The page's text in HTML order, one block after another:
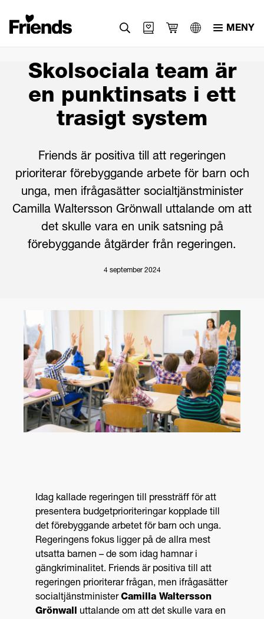
MENY
Skolsociala team är
en punktinsats i ett
trasigt system
Friends är positiva till att regeringen
prioriterar förebyggande arbete för barn och
unga, men ifrågasätter socialtjänstminister
Camilla Waltersson Grönwall uttalande om att
det skulle vara en unik satsning på
förebyggande åtgärder från regeringen.
4 september 2024
Idag kallade regeringen till pressträff för att
presentera budgetprioriteringar kopplade till
det förebyggande arbetet för barn och unga.
Regeringens fokus ligger på de allra mest
utsatta barnen – de som idag hamnar i
gängkriminalitet. Friends är positiva till att
regeringen prioriterar frågan, men ifrågasätter
socialtjänstministerCamilla Waltersson
Grönwall uttalande om att det skulle vara en